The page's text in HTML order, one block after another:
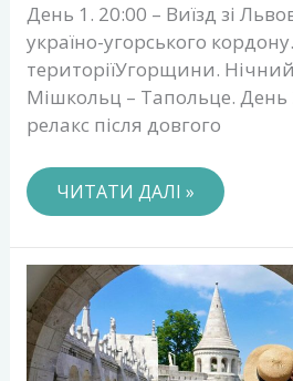
День 1. 20:00 – Виїзд зі
україно-угорського
територіїУгорщини. Нічний
Мішкольц – Тапольце.
релакс після довгого
ЧИТАТИ ДАЛІ »